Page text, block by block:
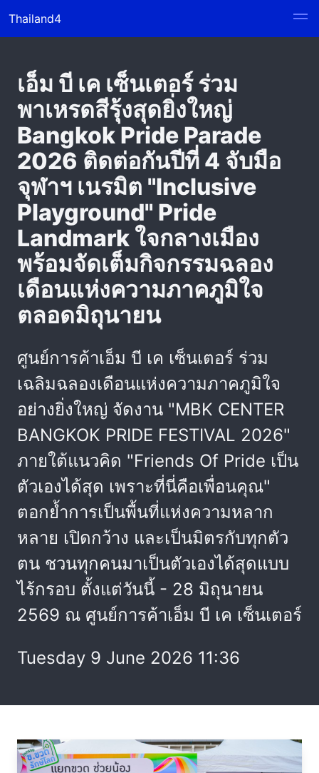
Thailand4
เอ็ม บี เค เซ็นเตอร์ ร่วม
พาเหรดสีรุ้งสุดยิ่งใหญ่
Bangkok Pride Parade
2026 ติดต่อกันปีที่ 4 จับมือ
จุฬาฯ เนรมิต "Inclusive
Playground" Pride
Landmark ใจกลางเมือง
พร้อมจัดเต็มกิจกรรมฉลอง
เดือนแห่งความภาคภูมิใจ
ตลอดมิถุนายน
ศูนย์การค้าเอ็ม บี เค เซ็นเตอร์ ร่วม
เฉลิมฉลองเดือนแห่งความภาคภูมิใจ
อย่างยิ่งใหญ่ จัดงาน "MBK CENTER
BANGKOK PRIDE FESTIVAL 2026"
ภายใต้แนวคิด "Friends Of Pride เป็น
ตัวเองได้สุด เพราะที่นี่คือเพื่อนคุณ"
ตอกย้ำการเป็นพื้นที่แห่งความหลาก
หลาย เปิดกว้าง และเป็นมิตรกับทุกตัว
ตน ชวนทุกคนมาเป็นตัวเองได้สุดแบบ
ไร้กรอบ ตั้งแต่วันนี้ - 28 มิถุนายน
2569 ณ ศูนย์การค้าเอ็ม บี เค เซ็นเตอร์
Tuesday 9 June 2026 11:36